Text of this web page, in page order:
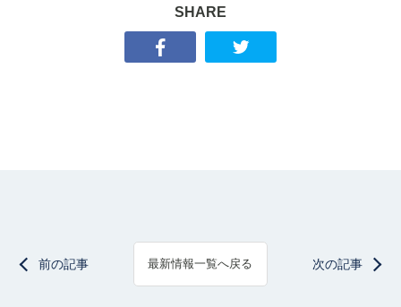
SHARE
前の記事 最新情報一覧へ戻る 次の記事